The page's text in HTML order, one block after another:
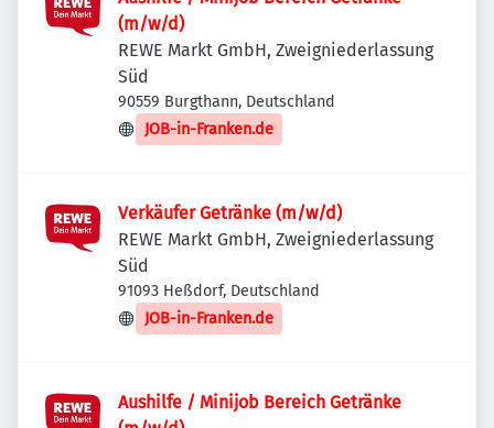
(m/w/d)
REWE Markt GmbH, Zweigniederlassung
Süd
90559 Burgthann, Deutschland
JOB-in-Franken.de
Verkäufer Getränke (m/w/d)
REWE Markt GmbH, Zweigniederlassung
Süd
91093 Heßdorf, Deutschland
JOB-in-Franken.de
Aushilfe / Minijob Bereich Getränke